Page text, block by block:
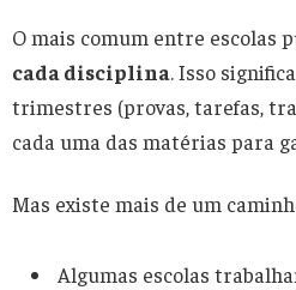
O mais comum entre escolas
cada disciplina. Isso
trimestres (provas, tarefas,
cada uma das matérias para
Mas existe mais de um
Algumas escolas